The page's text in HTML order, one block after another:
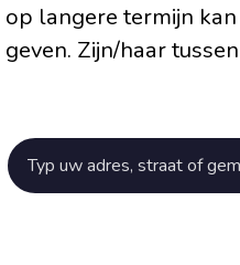
op langere termijn
geven. Zijn/haar